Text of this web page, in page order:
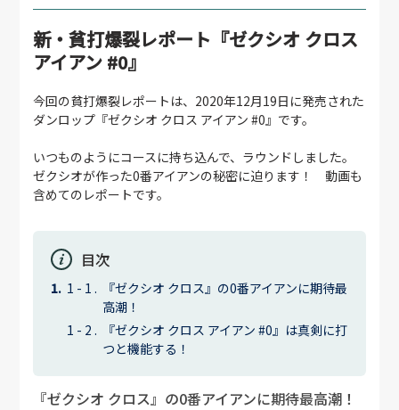
新・貧打爆裂レポート『ゼクシオ クロス
アイアン #0』
今回の貧打爆裂レポートは、2020年12月19日に発売された
ダンロップ『ゼクシオ クロス アイアン #0』です。
いつものようにコースに持ち込んで、ラウンドしました。
ゼクシオが作った0番アイアンの秘密に迫ります！ 動画も
含めてのレポートです。
目次
『ゼクシオ クロス』の0番アイアンに期待最
高潮！
『ゼクシオ クロス アイアン #0』は真剣に打
つと機能する！
『ゼクシオ クロス』の0番アイアンに期待最高潮！